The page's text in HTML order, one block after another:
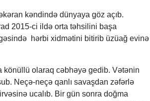
kəndində dünyaya göz açıb.
2015-ci ildə orta təhsilini başa
hərbi xidmətini bitirib üzüağ evinə
könüllü olaraq cəbhəyə gedib. Vətənin
Neçə-neçə qanlı savaşdan zəfərlə
ucalıb. Bir gün sonra doğma